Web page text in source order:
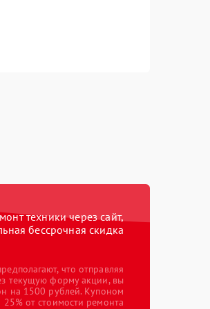
техники через сайт,
бессрочная скидка
что отправляя
текущую форму акции, вы
на 1500 рублей. Купоном
от стоимости ремонта